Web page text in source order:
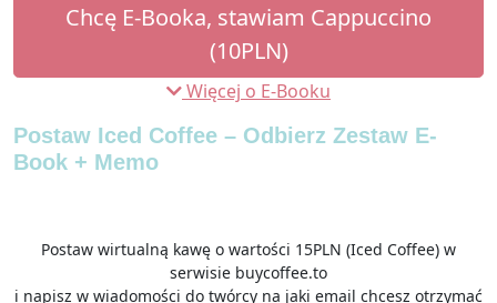
Chcę E-Booka, stawiam Cappuccino
(10PLN)
Więcej o E-Booku
Postaw Iced Coffee – Odbierz Zestaw E-
Book + Memo
Postaw wirtualną kawę o wartości 15PLN (Iced Coffee) w
serwisie buycoffee.to
i napisz w wiadomości do twórcy na jaki email chcesz otrzymać